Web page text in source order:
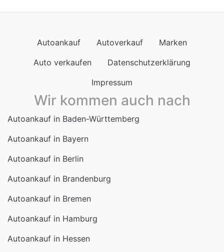
Autoankauf Autoverkauf
Marken
Auto verkaufen
Datenschutzerklärung
Impressum
Wir kommen auch nach
Autoankauf in Baden-Württemberg
Autoankauf in Bayern
Autoankauf in Berlin
Autoankauf in Brandenburg
Autoankauf in Bremen
Autoankauf in Hamburg
Autoankauf in Hessen